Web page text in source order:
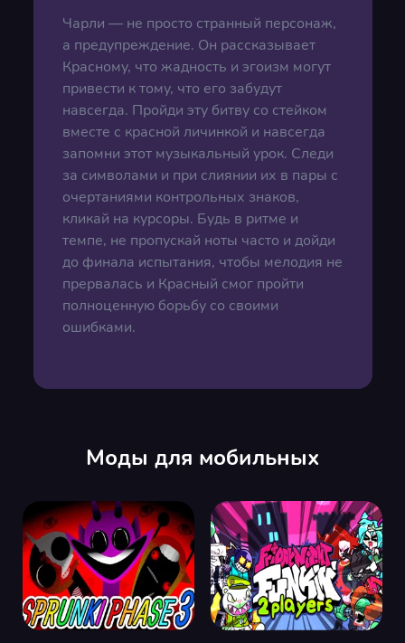
Чарли — не просто странный персонаж,
а предупреждение. Он рассказывает
Красному, что жадность и эгоизм могут
привести к тому, что его забудут
навсегда. Пройди эту битву со стейком
вместе с красной личинкой и навсегда
запомни этот музыкальный урок. Следи
за символами и при слиянии их в пары с
очертаниями контрольных знаков,
кликай на курсоры. Будь в ритме и
темпе, не пропускай ноты часто и дойди
до финала испытания, чтобы мелодия не
прервалась и Красный смог пройти
полноценную борьбу со своими
ошибками.
Моды для мобильных